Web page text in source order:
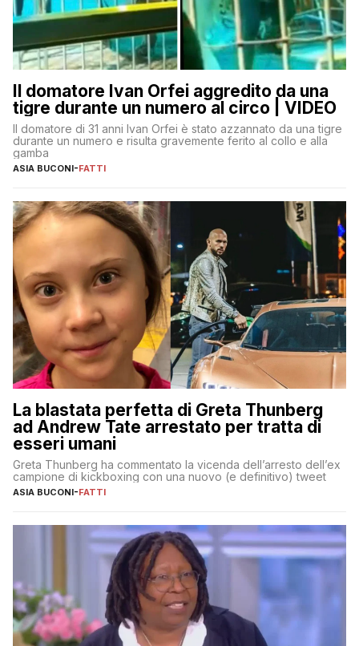
Il domatore Ivan Orfei aggredito da una
tigre durante un numero al circo | VIDEO
Il domatore di 31 anni Ivan Orfei è stato azzannato da una tigre
durante un numero e risulta gravemente ferito al collo e alla
gamba
ASIA BUCONI-FATTI
La blastata perfetta di Greta Thunberg
ad Andrew Tate arrestato per tratta di
esseri umani
Greta Thunberg ha commentato la vicenda dell’arresto dell’ex
campione di kickboxing con una nuovo (e definitivo) tweet
ASIA BUCONI-FATTI